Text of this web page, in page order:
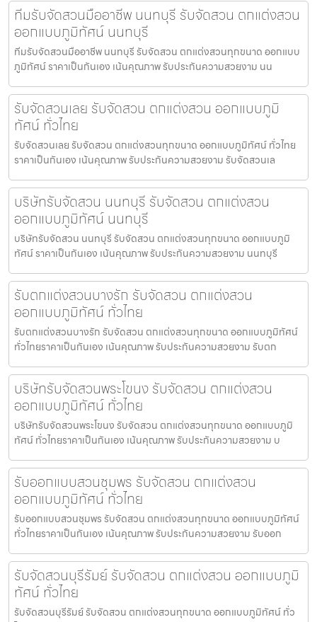
ทีมรับจัดสวนมืออาชีพ นนทบุรี รับจัดสวน ตกแต่งสวน
ออกแบบภูมิทัศน์ นนทบุรี
ทีมรับจัดสวนมืออาชีพ นนทบุรี รับจัดสวน ตกแต่งสวนทุกขนาด ออกแบบ
ภูมิทัศน์ ราคาเป็นกันเอง เน้นคุณภาพ รับประกันความสวยงาม นน
รับจัดสวนเลย รับจัดสวน ตกแต่งสวน ออกแบบภูมิ
ทัศน์ ทั่วไทย
รับจัดสวนเลย รับจัดสวน ตกแต่งสวนทุกขนาด ออกแบบภูมิทัศน์ ทั่วไทย
ราคาเป็นกันเอง เน้นคุณภาพ รับประกันความสวยงาม รับจัดสวนเล
บริษัทรับจัดสวน นนทบุรี รับจัดสวน ตกแต่งสวน
ออกแบบภูมิทัศน์ นนทบุรี
บริษัทรับจัดสวน นนทบุรี รับจัดสวน ตกแต่งสวนทุกขนาด ออกแบบภูมิ
ทัศน์ ราคาเป็นกันเอง เน้นคุณภาพ รับประกันความสวยงาม นนทบุรี
รับตกแต่งสวนบางรัก รับจัดสวน ตกแต่งสวน
ออกแบบภูมิทัศน์ ทั่วไทย
รับตกแต่งสวนบางรัก รับจัดสวน ตกแต่งสวนทุกขนาด ออกแบบภูมิทัศน์
ทั่วไทยราคาเป็นกันเอง เน้นคุณภาพ รับประกันความสวยงาม รับตก
บริษัทรับจัดสวนพระโขนง รับจัดสวน ตกแต่งสวน
ออกแบบภูมิทัศน์ ทั่วไทย
บริษัทรับจัดสวนพระโขนง รับจัดสวน ตกแต่งสวนทุกขนาด ออกแบบภูมิ
ทัศน์ ทั่วไทยราคาเป็นกันเอง เน้นคุณภาพ รับประกันความสวยงาม บ
รับออกแบบสวนชุมพร รับจัดสวน ตกแต่งสวน
ออกแบบภูมิทัศน์ ทั่วไทย
รับออกแบบสวนชุมพร รับจัดสวน ตกแต่งสวนทุกขนาด ออกแบบภูมิทัศน์
ทั่วไทยราคาเป็นกันเอง เน้นคุณภาพ รับประกันความสวยงาม รับออก
รับจัดสวนบุรีรัมย์ รับจัดสวน ตกแต่งสวน ออกแบบภูมิ
ทัศน์ ทั่วไทย
รับจัดสวนบุรีรัมย์ รับจัดสวน ตกแต่งสวนทุกขนาด ออกแบบภูมิทัศน์ ทั่ว